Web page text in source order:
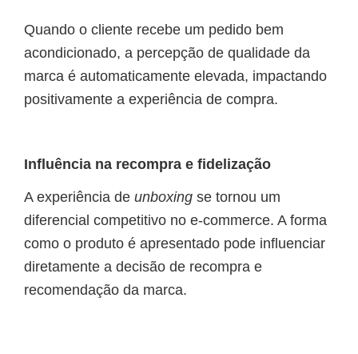
Quando o cliente recebe um pedido bem
acondicionado, a percepção de qualidade da
marca é automaticamente elevada, impactando
positivamente a experiência de compra.
Influência na recompra e fidelização
A experiência de unboxing se tornou um
diferencial competitivo no e-commerce. A forma
como o produto é apresentado pode influenciar
diretamente a decisão de recompra e
recomendação da marca.